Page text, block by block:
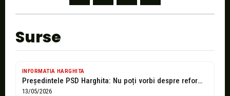
Surse
INFORMATIA HARGHITA
Președintele PSD Harghita: Nu poți vorbi despre reformă atunci când rezultatul este...
13/05/2026